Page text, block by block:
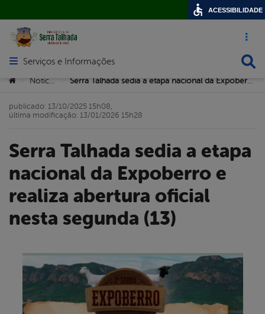
Acesso
Abrir menu principal de navegação
Serviços e Informações
Você está aqui:
> Notícias >
Serra Talhada sedia a etapa
nacional da Expoberro e
realiza abertura oficial
nesta segunda (13)
publicado: 13/10/2025 15h08,
última modificação: 13/01/2026 15h28
ACESSIBILIDADE